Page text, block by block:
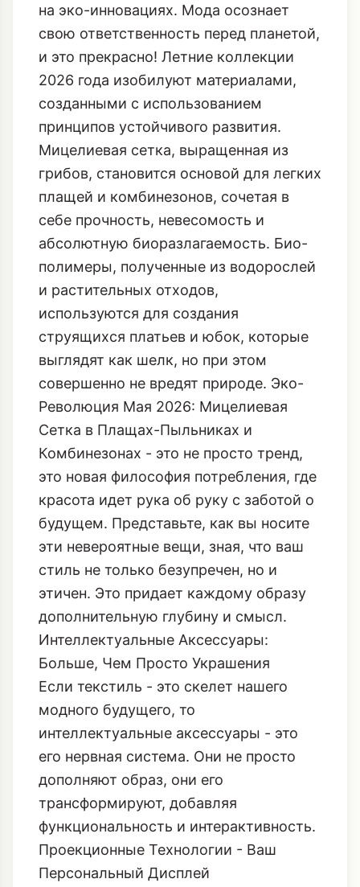
на эко-инновациях. Мода осознает
свою ответственность перед планетой,
и это прекрасно! Летние коллекции
2026 года изобилуют материалами,
созданными с использованием
принципов устойчивого развития.
Мицелиевая сетка, выращенная из
грибов, становится основой для легких
плащей и комбинезонов, сочетая в
себе прочность, невесомость и
абсолютную биоразлагаемость. Био-
полимеры, полученные из водорослей
и растительных отходов,
используются для создания
струящихся платьев и юбок, которые
выглядят как шелк, но при этом
совершенно не вредят природе. Эко-
Революция Мая 2026: Мицелиевая
Сетка в Плащах-Пыльниках и
Комбинезонах - это не просто тренд,
это новая философия потребления, где
красота идет рука об руку с заботой о
будущем. Представьте, как вы носите
эти невероятные вещи, зная, что ваш
стиль не только безупречен, но и
этичен. Это придает каждому образу
дополнительную глубину и смысл.
Интеллектуальные Аксессуары:
Больше, Чем Просто Украшения
Если текстиль - это скелет нашего
модного будущего, то
интеллектуальные аксессуары - это
его нервная система. Они не просто
дополняют образ, они его
трансформируют, добавляя
функциональность и интерактивность.
Проекционные Технологии - Ваш
Персональный Дисплей